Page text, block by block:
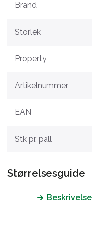
Brand
Storlek
Property
Artikelnummer
EAN
Stk pr. pall
Størrelsesguide
Beskrivelse